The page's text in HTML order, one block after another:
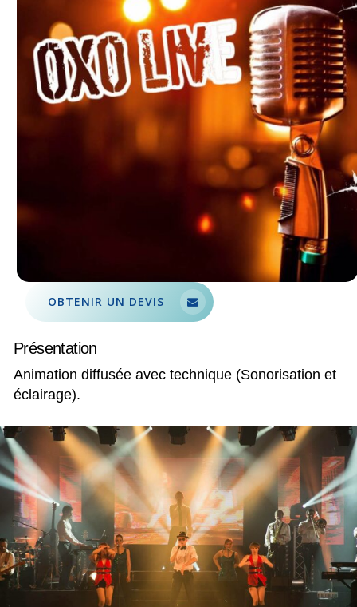
OBTENIR UN DEVIS
Présentation
Animation diffusée avec technique (Sonorisation et
éclairage).